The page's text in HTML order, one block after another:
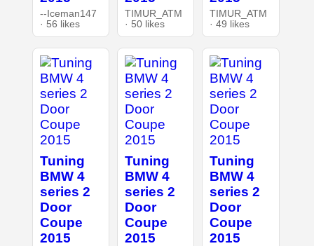
--Iceman147
· 56 likes
TIMUR_ATM
· 50 likes
TIMUR_ATM
· 49 likes
Tuning
BMW 4
series 2
Door
Coupe
2015
Tuning
BMW 4
series 2
Door
Coupe
2015
Tuning
BMW 4
series 2
Door
Coupe
2015